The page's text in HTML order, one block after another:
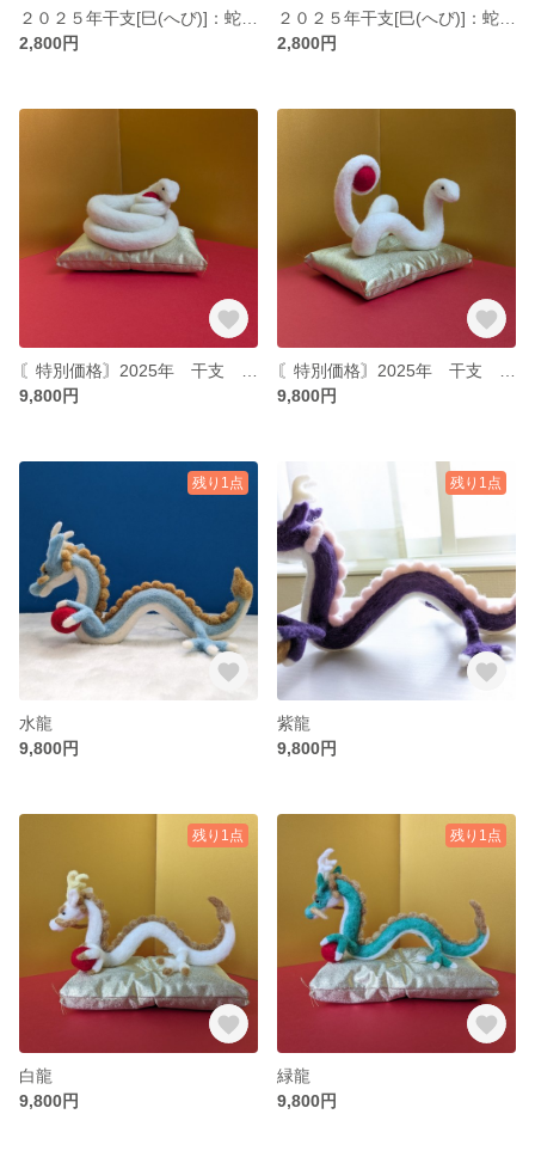
2,800円
2,800円
9,800円
9,800円
残り1点
水龍
9,800円
残り1点
紫龍
9,800円
残り1点
白龍
9,800円
残り1点
緑龍
9,800円